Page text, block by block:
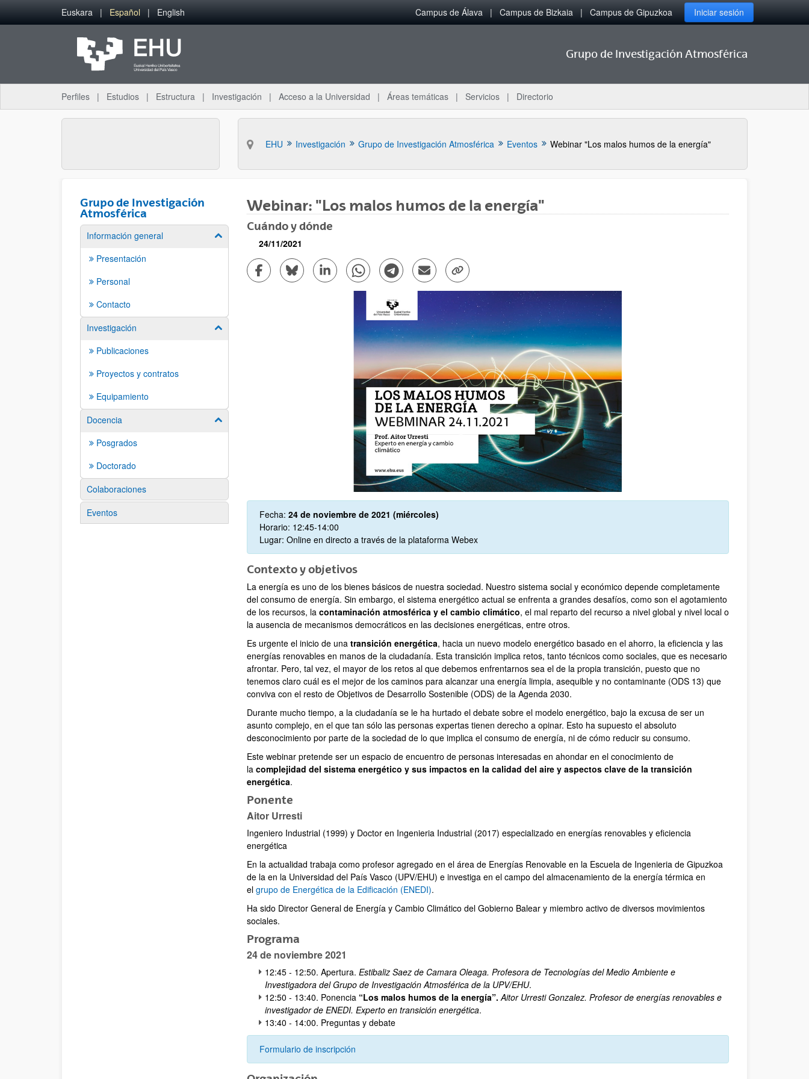
Saltar al contenido principal
Euskara Español English Campus de Álava Campus de Bizkaia Campus de Gipuzkoa Iniciar sesión
Grupo de Investigación Atmosférica
Perfiles Estudios Estructura Investigación Acceso a la Universidad Áreas temáticas Servicios Directorio
EHU Investigación Grupo de Investigación Atmosférica Eventos Webinar "Los malos humos de la energía"
Grupo de Investigación
Atmosférica
Información general Mostrar/ocultar subpáginas
Presentación
Personal
Contacto
Investigación
Mostrar/ocultar subpáginas
Publicaciones
Proyectos y contratos
Equipamiento
Docencia
Mostrar/ocultar subpáginas
Posgrados
Doctorado
Colaboraciones
Eventos
Webinar: "Los malos humos de la energía"
Cuándo y dónde
24/11/2021
Compartir en Facebook - (Abre una nueva ventana)
Compartir en Bluesky - (Abre una nueva ventana)
Compartir en Linkedin - (Abre una nueva ventana)
Compartir en Whatsapp - (Abre una nueva ventana)
Compartir en Telegram - (Abre una nueva ventana)
Enviar por correo electrónico - (Abre una nueva ventana)
Copiar enlace - (Abre una nueva ventana)
Descripción
Fecha: 24 de noviembre de 2021 (miércoles)
Horario: 12:45-14:00
Lugar: Online en directo a través de la plataforma Webex
Contexto y objetivos
La energía es uno de los bienes básicos de nuestra sociedad. Nuestro sistema social y económico depende completamente
del consumo de energía. Sin embargo, el sistema energético actual se enfrenta a grandes desafíos, como son el agotamiento
de los recursos, la contaminación atmosférica y el cambio climático, el mal reparto del recurso a nivel global y nivel local o
la ausencia de mecanismos democráticos en las decisiones energéticas, entre otros.
Es urgente el inicio de una transición energética, hacia un nuevo modelo energético basado en el ahorro, la eficiencia y las
energías renovables en manos de la ciudadanía. Esta transición implica retos, tanto técnicos como sociales, que es necesario
afrontar. Pero, tal vez, el mayor de los retos al que debemos enfrentarnos sea el de la propia transición, puesto que no
tenemos claro cuál es el mejor de los caminos para alcanzar una energía limpia, asequible y no contaminante (ODS 13) que
conviva con el resto de Objetivos de Desarrollo Sostenible (ODS) de la Agenda 2030.
Durante mucho tiempo, a la ciudadanía se le ha hurtado el debate sobre el modelo energético, bajo la excusa de ser un
asunto complejo, en el que tan sólo las personas expertas tienen derecho a opinar. Esto ha supuesto el absoluto
desconocimiento por parte de la sociedad de lo que implica el consumo de energía, ni de cómo reducir su consumo.
Este webinar pretende ser un espacio de encuentro de personas interesadas en ahondar en el conocimiento de
la complejidad del sistema energético y sus impactos en la calidad del aire y aspectos clave de la transición
energética.
Ponente
Aitor Urresti
Ingeniero Industrial (1999) y Doctor en Ingenieria Industrial (2017) especializado en energías renovables y eficiencia
energética
En la actualidad trabaja como profesor agregado en el área de Energías Renovable en la Escuela de Ingenieria de Gipuzkoa
de la en la Universidad del País Vasco (UPV/EHU) e investiga en el campo del almacenamiento de la energía térmica en
el grupo de Energética de la Edificación (ENEDI).
Ha sido Director General de Energía y Cambio Climático del Gobierno Balear y miembro activo de diversos movimientos
sociales.
Programa
24 de noviembre 2021
12:45 - 12:50. Apertura. Estibaliz Saez de Camara Oleaga. Profesora de Tecnologías del Medio Ambiente e
Investigadora del Grupo de Investigación Atmosférica de la UPV/EHU.
12:50 - 13:40. Ponencia “Los malos humos de la energía”. Aitor Urresti Gonzalez. Profesor de energías renovables e
investigador de ENEDI. Experto en transición energética.
13:40 - 14:00. Preguntas y debate
Formulario de inscripción